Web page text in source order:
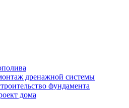
дренажной системы
фундамента
дома